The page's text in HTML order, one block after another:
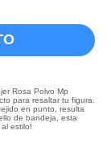
Rosa Polvo Mp
para resaltar tu figura.
en punto, resulta
de bandeja, esta
estilo!